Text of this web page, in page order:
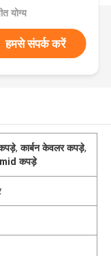
योग्य
हमसे संपर्क करें
,कार्बन केवलर कपड़े,
कपड़े